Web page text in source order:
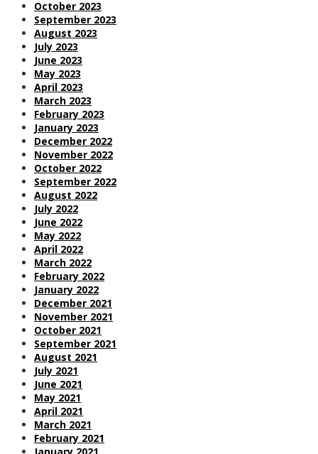
October 2023
September 2023
August 2023
July 2023
June 2023
May 2023
April 2023
March 2023
February 2023
January 2023
December 2022
November 2022
October 2022
September 2022
August 2022
July 2022
June 2022
May 2022
April 2022
March 2022
February 2022
January 2022
December 2021
November 2021
October 2021
September 2021
August 2021
July 2021
June 2021
May 2021
April 2021
March 2021
February 2021